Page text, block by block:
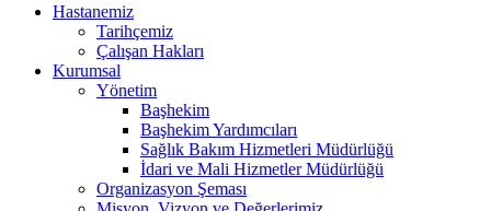
Hastanemiz
Tarihçemiz
Çalışan Hakları
Kurumsal
Yönetim
Başhekim
Başhekim Yardımcıları
Sağlık Bakım Hizmetleri Müdürlüğü
İdari ve Mali Hizmetler Müdürlüğü
Organizasyon Şeması